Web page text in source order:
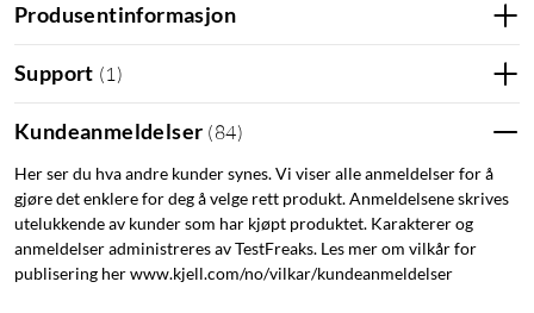
Produsentinformasjon
Support (1)
Kundeanmeldelser (84)
Her ser du hva andre kunder synes. Vi viser alle anmeldelser for å
gjøre det enklere for deg å velge rett produkt. Anmeldelsene skrives
utelukkende av kunder som har kjøpt produktet. Karakterer og
anmeldelser administreres av TestFreaks. Les mer om vilkår for
publisering her www.kjell.com/no/vilkar/kundeanmeldelser